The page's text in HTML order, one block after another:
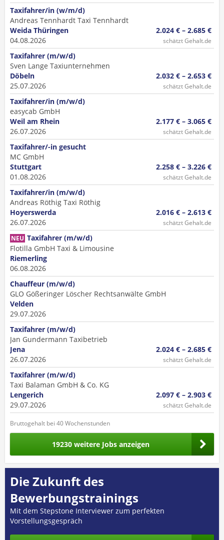
Taxifahrer/in (w/m/d)
Andreas Tennhardt Taxi Tennhardt
Weida Thüringen
04.08.2026
2.024 € – 2.685 €
schätzt Gehalt.de
Taxifahrer (m/w/d)
Sven Lange Taxiunternehmen
Döbeln
25.07.2026
2.032 € – 2.653 €
schätzt Gehalt.de
Taxifahrer/in (m/w/d)
easycab GmbH
Weil am Rhein
26.07.2026
2.177 € – 3.065 €
schätzt Gehalt.de
Taxifahrer/-in gesucht
MC GmbH
Stuttgart
01.08.2026
2.258 € – 3.226 €
schätzt Gehalt.de
Taxifahrer/in (m/w/d)
Andreas Röthig Taxi Röthig
Hoyerswerda
26.07.2026
2.016 € – 2.613 €
schätzt Gehalt.de
NEU Taxifahrer (m/w/d)
Flotilla GmbH Taxi & Limousine
Riemerling
06.08.2026
Chauffeur (m/w/d)
GLO Gößeringer Löscher Rechtsanwälte GmbH
Velden
29.07.2026
Taxifahrer (m/w/d)
Jan Gundermann Taxibetrieb
Jena
26.07.2026
2.024 € – 2.685 €
schätzt Gehalt.de
Taxifahrer (m/w/d)
Taxi Balaman GmbH & Co. KG
Lengerich
29.07.2026
2.097 € – 2.903 €
schätzt Gehalt.de
Bruttogehalt bei 40 Wochenstunden
19230 weitere Jobs anzeigen
Die Zukunft des
Bewerbungstrainings
Mit dem Stepstone Interviewer zum perfekten
Vorstellungsgespräch